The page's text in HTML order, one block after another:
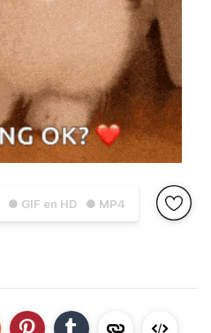
● GIF en HD ● MP4